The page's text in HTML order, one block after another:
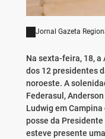
Jornal Gazeta
Na sexta-feira, 18, a
dos 12 presidentes
noroeste. A
Federasul,
Ludwig em
posse da Presidente
esteve presente